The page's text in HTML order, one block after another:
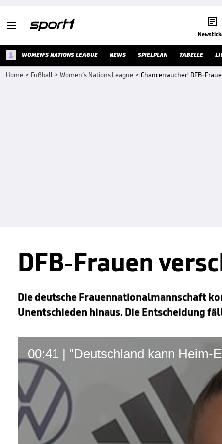
 
WOMEN’S NATIONS LEAGUE NEWS SPIELPLAN TABELLE
Home > Fußball > Women’s Nations League > Chancenwucher! DFB-
DFB-Frauen
Die deutsche Frauennationalmannschaft
Unentschieden hinaus. Die Entscheidung
00:41 | "Deutschland kann Heim-